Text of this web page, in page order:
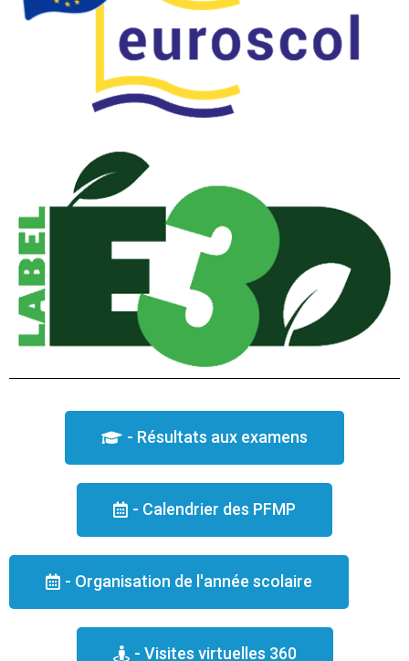
- Résultats aux examens
- Calendrier des PFMP
- Organisation de l'année scolaire
- Visites virtuelles 360